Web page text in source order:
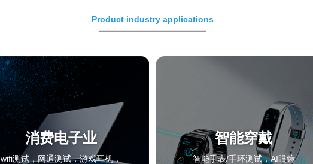
Product industry applications
消费电子业
wifi测试，网通测试，游戏耳机，
智能穿戴
智能手表/手环测试，AI眼镜